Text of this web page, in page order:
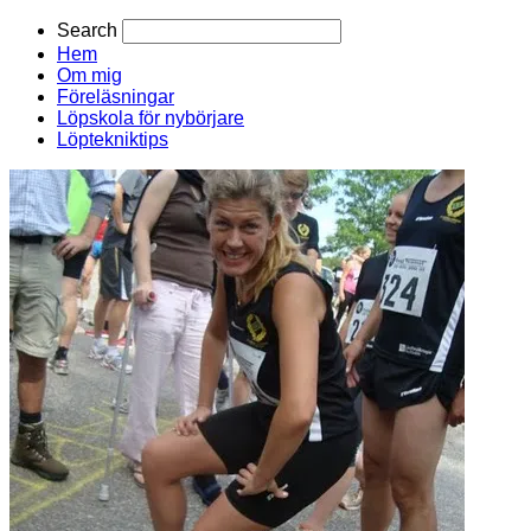
Search
Hem
Om mig
Föreläsningar
Löpskola för nybörjare
Löptekniktips